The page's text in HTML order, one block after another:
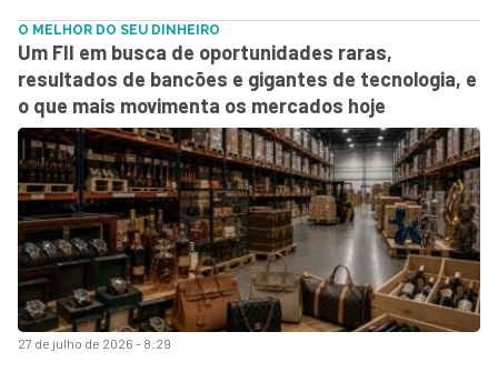
27 de julho de 2026 - 8:29
O MELHOR DO SEU DINHEIRO
Um FII em busca de oportunidades raras,
resultados de bancões e gigantes de tecnologia, e
o que mais movimenta os mercados hoje